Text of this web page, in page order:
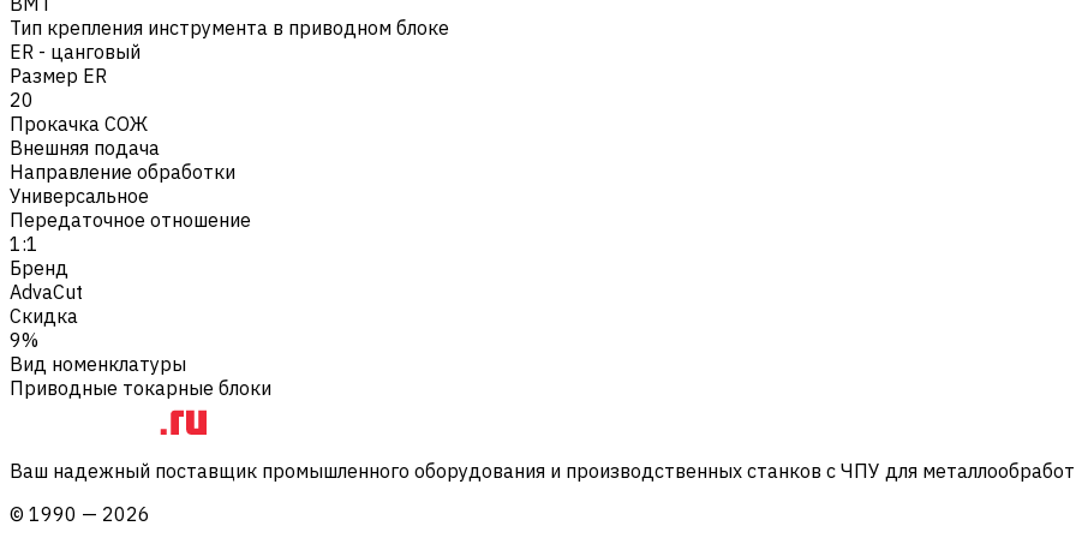
Тип крепления инструмента в приводном блоке
ER - цанговый
Размер ER
20
Прокачка СОЖ
Внешняя подача
Направление обработки
Универсальное
Передаточное отношение
1:1
Бренд
AdvaCut
Скидка
9%
Вид номенклатуры
Приводные токарные блоки
Ваш надежный поставщик промышленного оборудования и производственных станков с ЧПУ для
© 1990 — 2026